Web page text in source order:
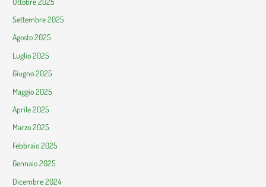
Settembre 2025
Agosto 2025
Luglio 2025
Giugno 2025
Maggio 2025
Aprile 2025
Marzo 2025
Febbraio 2025
Gennaio 2025
Dicembre 2024